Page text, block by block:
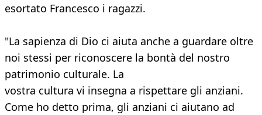
esortato Francesco i ragazzi.
"La sapienza di Dio ci aiuta anche a guardare oltre
noi stessi per riconoscere la bontà del nostro
patrimonio culturale. La
vostra cultura vi insegna a rispettare gli anziani.
Come ho detto prima, gli anziani ci aiutano ad